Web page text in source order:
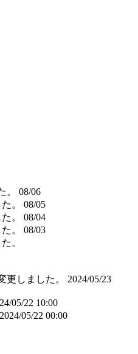
。
08/06
。
08/05
。
08/04
。
08/03
。
更しました。
2024/05/23
05/22 10:00
2024/05/22 00:00